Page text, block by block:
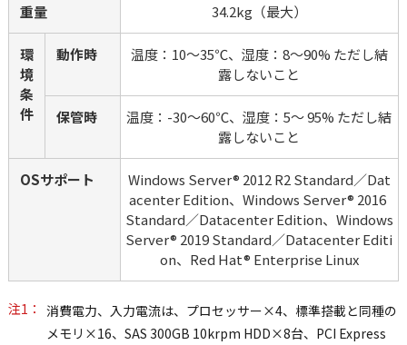
重量 34.2kg（最大）
環
境
条
件
動作時
温度：10～35℃、湿度：8～90% ただし結
露しないこと
保管時
温度：-30～60℃、湿度：5～ 95% ただし結
露しないこと
OSサポート
Windows Server® 2012 R2 Standard／Dat
acenter Edition、Windows Server® 2016
Standard／Datacenter Edition、Windows
Server® 2019 Standard／Datacenter Editi
on、Red Hat® Enterprise Linux
注1： 消費電力、入力電流は、プロセッサー×4、標準搭載と同種の
メモリ×16、SAS 300GB 10krpm HDD×8台、PCI Express